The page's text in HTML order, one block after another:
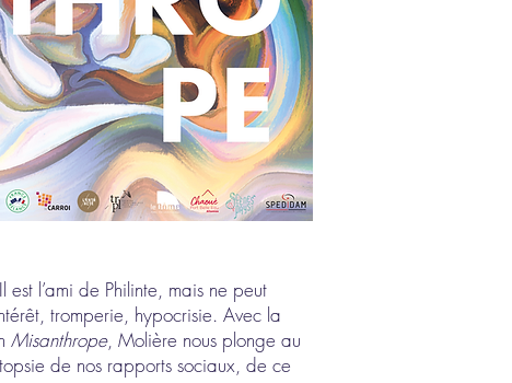
l’ami de Philinte, mais ne peut
tromperie, hypocrisie. Avec la
Misanthrope, Molière nous plonge au
de nos rapports sociaux, de ce